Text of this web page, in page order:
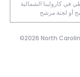
©2026 North